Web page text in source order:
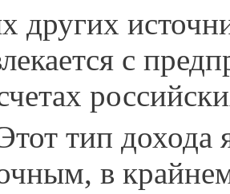
других
с
тип дохода
в